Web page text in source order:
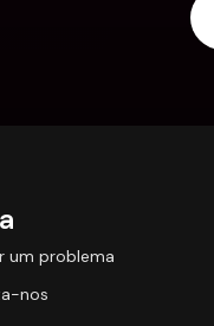
um problema
nos